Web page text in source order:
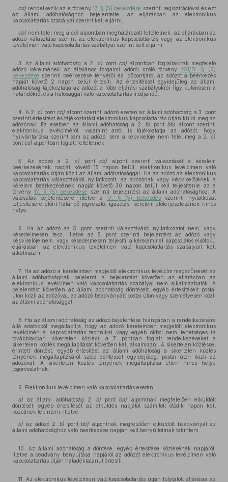
ca) rendelkezik az e törvény 17. § (5) bekezdése szerinti regisztrációval és ezt
az állami adóhatósághoz bejelentette, az eljárásban az elektronikus
kapcsolattartás szabályai szerint kell eljárni,
cb) nem felel meg a ca) alpontban meghatározott feltételnek, az eljárásban az
adózó választása szerint az elektronikus kapcsolattartás vagy az elektronikus
levélcímen való kapcsolattartás szabályai szerint kell eljárni.
3. Az állami adóhatóság a 2. c) pont ca) alpontban foglaltaknak megfelelő
adózó kérelmének az általános forgalmi adóról szóló törvény 251/D. § (2)
bekezdése szerinti beérkezése tényéről és időpontjáról az adózót a beérkezés
napját követő 2 napon belül értesíti. Az értesítéssel egyidejűleg az állami
adóhatóság tájékoztatja az adózót a főbb eljárási szabályokról (így különösen a
határidőkről és a hatósággal való kapcsolattartás módjairól).
4. A 2. c) pont cb) alpont szerinti adózó esetén az állami adóhatóság a 3. pont
szerinti értesítést és tájékoztatást elektronikus kapcsolattartás útján küldi meg az
adózónak. Ez esetben az állami adóhatóság a 2. b) pont bb) alpont szerinti
elektronikus levélcíméről, valamint arról is tájékoztatja az adózót, hogy
nyilvántartása szerint sem az adózó, sem a képviselője nem felel meg a 2. c)
pont ca) alpontban foglalt feltételnek.
5. Az adózó a 2. c) pontcb)
alpont szerinti választását a kérelem
beérkezésének napját követő 15 napon belül, elektronikus levélcímen való
kapcsolattartás útján közli az állami adóhatósággal. Ha az adózó az elektronikus
kapcsolattartás választásáról nyilatkozott, az adózónak vagy képviselőjének a
kérelem beérkezésének napját követő 30 napon belül kell teljesítenie az e
törvény17. § (5) bekezdése
szerinti bejelentést az állami adóhatósághoz. A
választás bejelentésére, illetve a17. § (5) bekezdésszerinti nyilatkozat
teljesítésére előírt határidő jogvesztő, igazolási kérelem előterjesztésének nincs
helye.
6. Ha az adózó az 5. pont szerinti választásáról nyilatkozatot nem, vagy
késedelmesen tesz, illetve az 5. pont szerinti bejelentést az adózó vagy
képviselője nem, vagy késedelmesen teljesíti, a kérelemmel kapcsolatos elsőfokú
eljárásban az elektronikus levélcímen való kapcsolattartás szabályait kell
alkalmazni.
7. Ha az adózó a kérelemben megjelölt elektronikus levélcím megszűnését az
állami adóhatóságnak bejelenti, a bejelentést követően az eljárásban az
elektronikus levélcímen való kapcsolattartás szabályai nem alkalmazhatók. A
bejelentést követően az állami adóhatóság döntéseit, egyéb értesítéseit postai
úton közli az adózóval, az adózó beadványait postai úton vagy személyesen közli
az állami adóhatósággal.
8. Ha az állami adóhatóság az adózó bejelentése hiányában a rendelkezésére
álló adatokból megállapítja, hogy az adózó kérelemben megjelölt elektronikus
levélcímén a kapcsolattartás technikai vagy egyéb okból nem lehetséges (a
továbbiakban: sikertelen közlés), a 7. pontban foglalt rendelkezéseket a
sikertelen közlés megállapítását követően kell alkalmazni. A sikertelen közléssel
érintett döntést, egyéb értesítést az állami adóhatóság a sikertelen közlés
tényének megállapításáról szóló döntéssel egyidejűleg, postai úton közli az
adózóval. A sikertelen közlés tényének megállapítása ellen nincs helye
jogorvoslatnak.
9. Elektronikus levélcímen való kapcsolattartás esetén
a) az állami adóhatóság 2. b) pontba)
alpontnak megfelelően elküldött
döntését, egyéb értesítését az elküldés napjától számított ötödik napon kell
közöltnek tekinteni; illetve
b) az adózó 2.b) pontbb) alpontnak megfelelően elküldött beadványát az
állami adóhatósághoz való beérkezése napján kell benyújtottnak tekinteni.
10. Az állami adóhatóság a döntése, egyéb értesítése közlésének napjáról,
illetve a beadvány benyújtása napjáról az adózót elektronikus levélcímen való
kapcsolattartás útján haladéktalanul értesíti.
11. Az elektronikus levélcímen való kapcsolattartás útján folytatott eljárásra az